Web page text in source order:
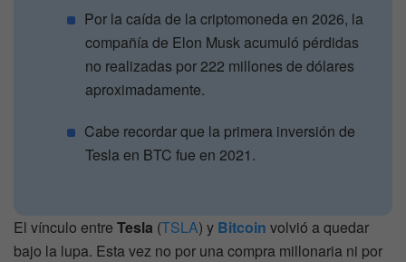
Por la caída de la criptomoneda en 2026, la
compañía de Elon Musk acumuló pérdidas
no realizadas por 222 millones de dólares
aproximadamente.
Cabe recordar que la primera inversión de
Tesla en BTC fue en 2021.
El vínculo entre Tesla (TSLA) y Bitcoin volvió a quedar
bajo la lupa. Esta vez no por una compra millonaria ni por